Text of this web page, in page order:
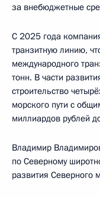
за внебюджетные
С 2025 года
транзитную линию,
международного
тонн. В части
строительство
морского пути с
миллиардов рублей
Владимир
по Северному
развития Северного